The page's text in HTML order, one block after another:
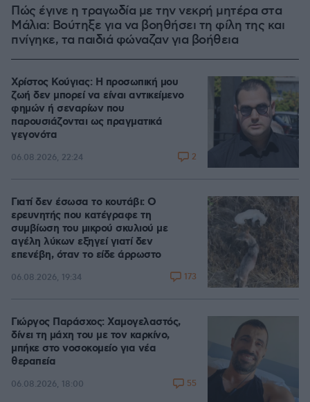
Πώς έγινε η τραγωδία με την νεκρή μητέρα στα
Μάλια: Βούτηξε για να βοηθήσει τη φίλη της και
πνίγηκε, τα παιδιά φώναζαν για βοήθεια
Χρίστος Κούγιας: Η προσωπική μου
ζωή δεν μπορεί να είναι αντικείμενο
φημών ή σεναρίων που
παρουσιάζονται ως πραγματικά
γεγονότα
06.08.2026, 22:24 2
Γιατί δεν έσωσα το κουτάβι: Ο
ερευνητής που κατέγραφε τη
συμβίωση του μικρού σκυλιού με
αγέλη λύκων εξηγεί γιατί δεν
επενέβη, όταν το είδε άρρωστο
06.08.2026, 19:34 173
Γιώργος Παράσχος: Χαμογελαστός,
δίνει τη μάχη του με τον καρκίνο,
μπήκε στο νοσοκομείο για νέα
θεραπεία
06.08.2026, 18:00 55